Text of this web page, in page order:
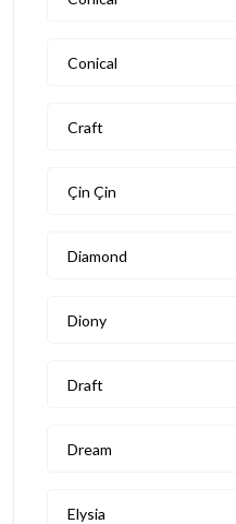
Conical
Craft
Çin Çin
Diamond
Diony
Draft
Dream
Elysia